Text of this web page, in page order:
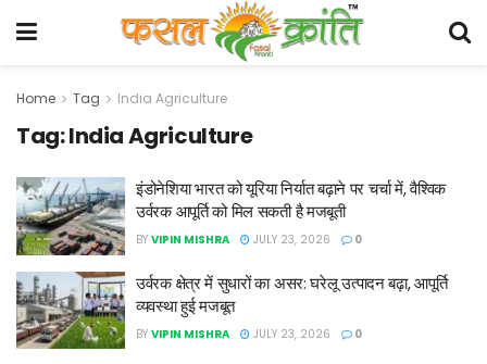
Home Tag India Agriculture
Tag:India Agriculture
इंडोनेशिया भारत को यूरिया निर्यात बढ़ाने पर चर्चा में, वैश्विक
उर्वरक आपूर्ति को मिल सकती है मजबूती
BY VIPIN MISHRA JULY 23, 2026 0
उर्वरक क्षेत्र में सुधारों का असर: घरेलू उत्पादन बढ़ा, आपूर्ति
व्यवस्था हुई मजबूत
BY VIPIN MISHRA JULY 23, 2026 0